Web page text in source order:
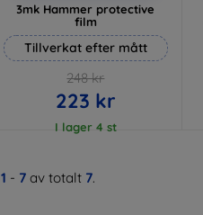
3mk Hammer protective
film
Tillverkat efter mått
248 kr
223 kr
I lager 4 st
1 - 7 av totalt 7.